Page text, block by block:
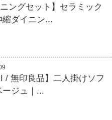
ニングセット】セラミック
縮ダイニン...
/ 無印良品】二人掛けソフ
ージュ｜...